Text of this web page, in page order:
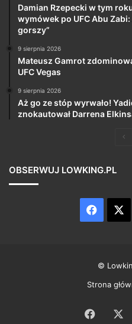
Damian Rzepecki w tym
wymówek po UFC Abu
gorszy”
9 sierpnia 2026
Mateusz Gamrot
UFC Vegas
9 sierpnia 2026
Aż go ze stóp wyrwało!
znokautował Darrena
OBSERWUJ LOWKING.PL
©
Strona